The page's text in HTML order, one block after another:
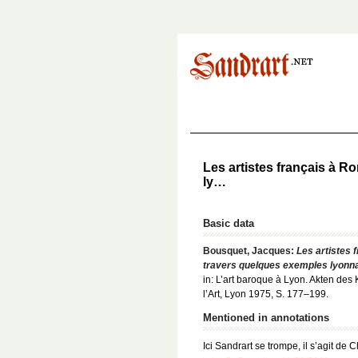
Les artistes français à
ly…
Basic data
Bousquet, Jacques: Les artistes
travers quelques exemples
in: L’art baroque à Lyon. Akten
l’Art, Lyon 1975, S. 177–199.
Mentioned in annotations
Ici Sandrart se trompe, il s’agit de